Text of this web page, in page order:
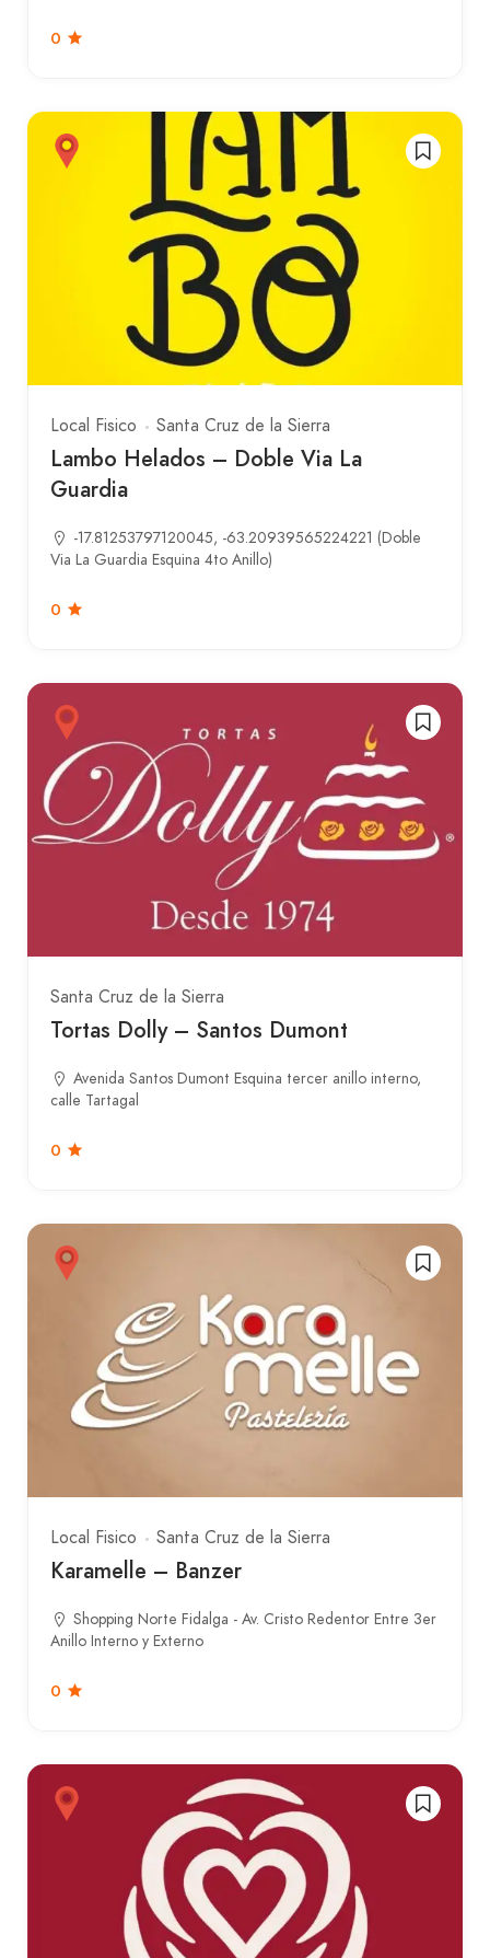
0
Local Fisico Santa Cruz de la Sierra
Lambo Helados – Doble Via La
Guardia
-17.81253797120045, -63.20939565224221 (Doble
Via La Guardia Esquina 4to Anillo)
0
Santa Cruz de la Sierra
Tortas Dolly – Santos Dumont
Avenida Santos Dumont Esquina tercer anillo interno,
calle Tartagal
0
Local Fisico Santa Cruz de la Sierra
Karamelle – Banzer
Shopping Norte Fidalga - Av. Cristo Redentor Entre 3er
Anillo Interno y Externo
0